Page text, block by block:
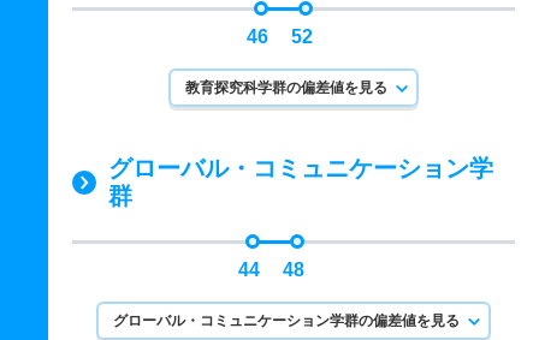
46 52
教育探究科学群の偏差値を見る
グローバル・コミュニケーション学
群
44 48
グローバル・コミュニケーション学群の偏差値を見る